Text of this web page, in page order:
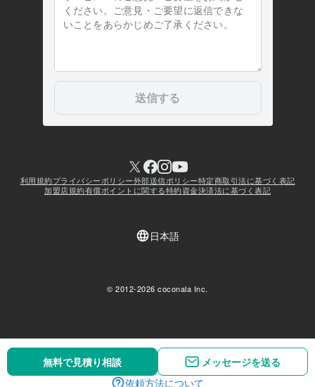
無料で見積り相談
メッセージを送る
無料で見積り相談
メッセージを送る
依頼方法について